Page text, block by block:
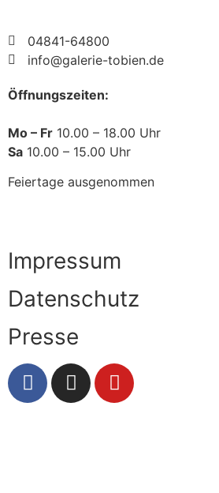
04841-64800
info@galerie-tobien.de
Öffnungszeiten:
Mo – Fr 10.00 – 18.00 Uhr
Sa 10.00 – 15.00 Uhr
Feiertage ausgenommen
Impressum
Datenschutz
Presse